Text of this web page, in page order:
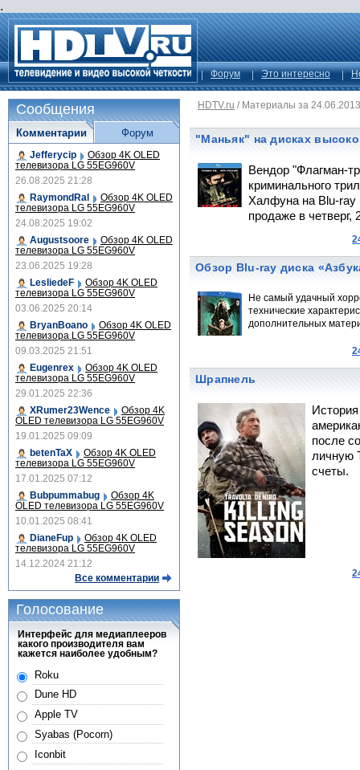
.
Форум Это интересно
HDTV.ru / Материалы за 24.06.2013
"Маньяк" на дисках
Вендор "Флагман-
криминального
Халфуна на Blu-ray
продаже в четверг,
Обзор Blu-ray диска
Не самый удачный
технические
дополнительных
Шрапнель
после
личную
счеты.
Сообщения
Комментарии
Jefferycip Обзор 4K OLED
телевизора LG 55EG960V
26.08.2025 21:28
RaymondRal
Обзор 4K OLED
телевизора LG 55EG960V
24.08.2025 19:02
Augustsoore
Обзор 4K OLED
телевизора LG 55EG960V
23.06.2025 19:28
LesliedeF
Обзор 4K OLED
телевизора LG 55EG960V
03.06.2025 20:14
BryanBoano
Обзор 4K OLED
телевизора LG 55EG960V
09.03.2025 21:51
Eugenrex
Обзор 4K OLED
телевизора LG 55EG960V
29.01.2025 22:36
XRumer23Wence
Обзор 4K
OLED телевизора LG 55EG960V
19.01.2025 09:09
betenTaX
Обзор 4K OLED
телевизора LG 55EG960V
17.01.2025 07:12
Bubpummabug
Обзор 4K
OLED телевизора LG 55EG960V
10.01.2025 08:41
DianeFup
Обзор 4K OLED
телевизора LG 55EG960V
14.12.2024 21:12
Все комментарии
Форум
Голосование
Интерфейс для медиаплееров
какого производителя вам
кажется наиболее удобным?
Roku
Dune HD
Apple TV
Syabas (Pocorn)
Iconbit